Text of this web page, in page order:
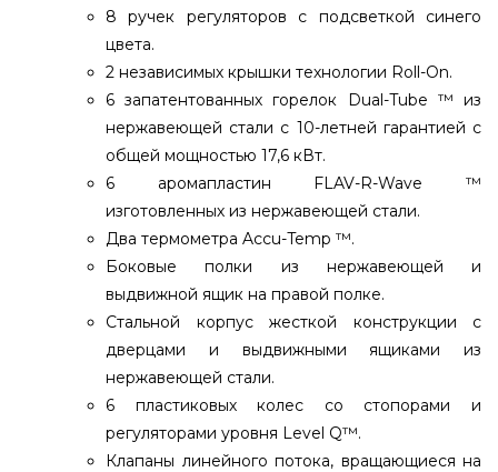
8 ручек регуляторов с подсветкой синего
цвета.
2 независимых крышки технологии Roll-On.
6 запатентованных горелок Dual-Tube ™ из
нержавеющей стали с 10-летней гарантией с
общей мощностью 17,6 кВт.
6 аромапластин FLAV-R-Wave ™
изготовленных из нержавеющей стали.
Два термометра Accu-Temp ™.
Боковые полки из нержавеющей и
выдвижной ящик на правой полке.
Стальной корпус жесткой конструкции с
дверцами и выдвижными ящиками из
нержавеющей стали.
6 пластиковых колес со стопорами и
регуляторами уровня Level Q™.
Клапаны линейного потока, вращающиеся на